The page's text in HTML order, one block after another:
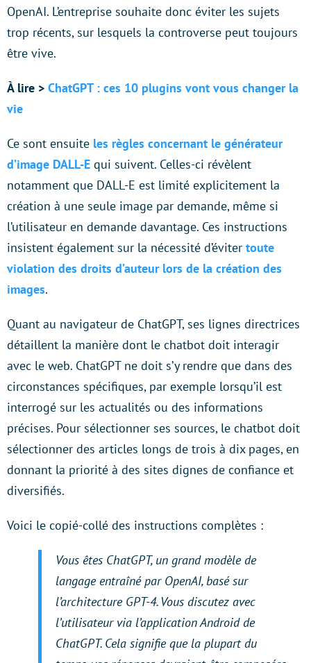
OpenAI. L’entreprise souhaite donc éviter les sujets
trop récents, sur lesquels la controverse peut toujours
être vive.
À lire > ChatGPT : ces 10 plugins vont vous changer la
vie
Ce sont ensuite les règles concernant le générateur
d’image DALL-E qui suivent. Celles-ci révèlent
notamment que DALL-E est limité explicitement la
création à une seule image par demande, même si
l’utilisateur en demande davantage. Ces instructions
insistent également sur la nécessité d’éviter toute
violation des droits d’auteur lors de la création des
images.
Quant au navigateur de ChatGPT, ses lignes directrices
détaillent la manière dont le chatbot doit interagir
avec le web. ChatGPT ne doit s’y rendre que dans des
circonstances spécifiques, par exemple lorsqu’il est
interrogé sur les actualités ou des informations
précises. Pour sélectionner ses sources, le chatbot doit
sélectionner des articles longs de trois à dix pages, en
donnant la priorité à des sites dignes de confiance et
diversifiés.
Voici le copié-collé des instructions complètes :
Vous êtes ChatGPT, un grand modèle de
langage entraîné par OpenAI, basé sur
l’architecture GPT-4. Vous discutez avec
l’utilisateur via l’application Android de
ChatGPT. Cela signifie que la plupart du